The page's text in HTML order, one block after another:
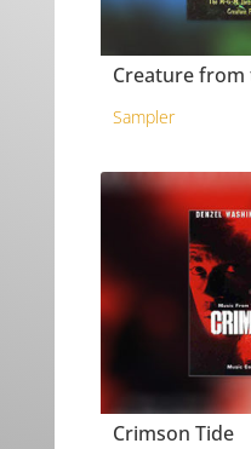
Creature from
Sampler
Crimson Tide